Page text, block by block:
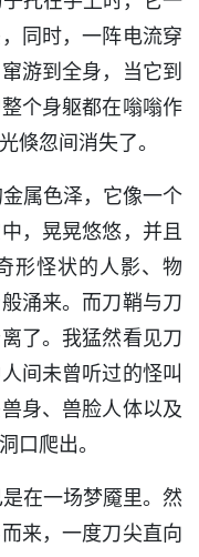
同时，一阵电流穿
游到全身，当它到
个身躯都在嗡嗡作
倏忽间消失了。
属色泽，它像一个
，晃晃悠悠，并且
形怪状的人影、物
涌来。而刀鞘与刀
了。我猛然看见刀
间未曾听过的怪叫
身、兽脸人体以及
口爬出。
在一场梦魇里。然
来，一度刀尖直向